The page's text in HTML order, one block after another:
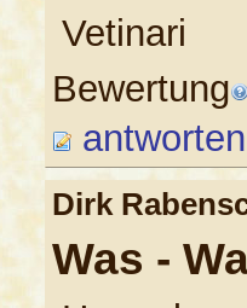
Vetinari
Bewertung
antworten
Dirk
Was -